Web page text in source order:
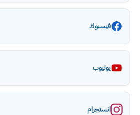
فيسبوك
يوتيوب
انستجرام